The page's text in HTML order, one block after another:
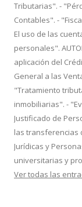
Tributarias". -
Contables". -
El uso de las
personales".
aplicación del
General a las
"Tratamiento
inmobiliarias". -
Justificado de
las transferencias
Jurídicas y
universitarias y
Ver todas las